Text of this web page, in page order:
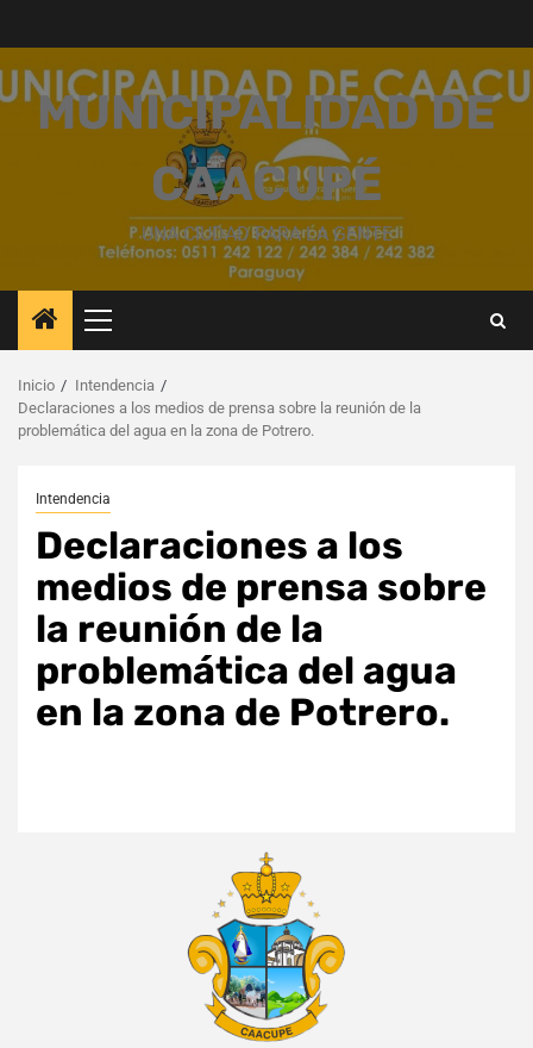
contenido
MUNICIPALIDAD DE
CAACUPÉ
UNA CIUDAD PARA LA GENTE
Menú
principal
Inicio
Intendencia
Declaraciones a los medios de prensa sobre la reunión de la
problemática del agua en la zona de Potrero.
Intendencia
Declaraciones a los
medios de prensa sobre
la reunión de la
problemática del agua
en la zona de Potrero.